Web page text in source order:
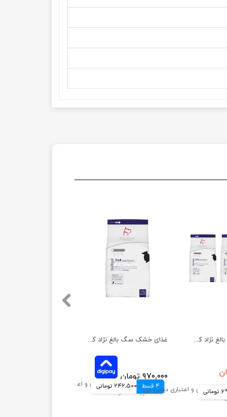
غذای خشک سگ بالغ نژاد کوچک سلبن مدل عقیم شده وزن 2 کیلوگرم
۹۷۰,۰۰۰ تومان
4 قسط 242,500 تومانی
غذای خشک سگ بالغ نژاد کوچک سلبن مدل عقیم شده بسته 3 عددی